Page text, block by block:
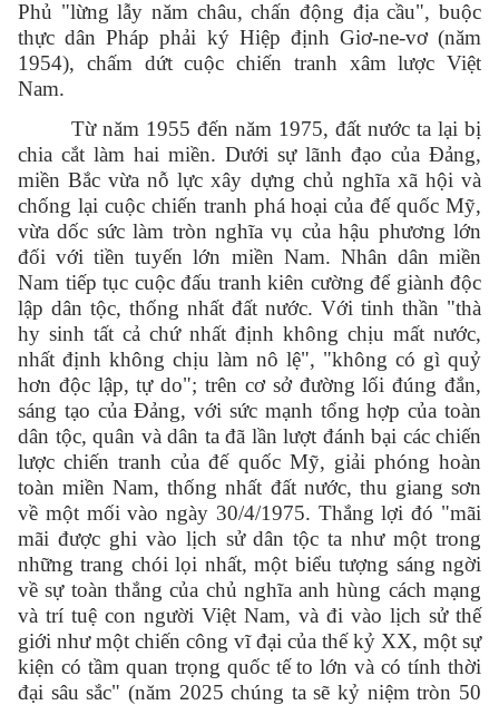
Phủ "lừng lẫy năm châu, chấn động địa cầu", buộc
thực dân Pháp phải ký Hiệp định Giơ-ne-vơ (năm
1954), chấm dứt cuộc chiến tranh xâm lược Việt
Nam.
Từ năm 1955 đến năm 1975, đất nước ta lại bị
chia cắt làm hai miền. Dưới sự lãnh đạo của Đảng,
miền Bắc vừa nỗ lực xây dựng chủ nghĩa xã hội và
chống lại cuộc chiến tranh phá hoại của đế quốc Mỹ,
vừa dốc sức làm tròn nghĩa vụ của hậu phương lớn
đối với tiền tuyến lớn miền Nam. Nhân dân miền
Nam tiếp tục cuộc đấu tranh kiên cường để giành độc
lập dân tộc, thống nhất đất nước. Với tinh thần "thà
hy sinh tất cả chứ nhất định không chịu mất nước,
nhất định không chịu làm nô lệ", "không có gì quỷ
hơn độc lập, tự do"; trên cơ sở đường lối đúng đắn,
sáng tạo của Đảng, với sức mạnh tổng hợp của toàn
dân tộc, quân và dân ta đã lần lượt đánh bại các chiến
lược chiến tranh của đế quốc Mỹ, giải phóng hoàn
toàn miền Nam, thống nhất đất nước, thu giang sơn
về một mối vào ngày 30/4/1975. Thắng lợi đó "mãi
mãi được ghi vào lịch sử dân tộc ta như một trong
những trang chói lọi nhất, một biểu tượng sáng ngời
về sự toàn thắng của chủ nghĩa anh hùng cách mạng
và trí tuệ con người Việt Nam, và đi vào lịch sử thế
giới như một chiến công vĩ đại của thế kỷ XX, một sự
kiện có tầm quan trọng quốc tế to lớn và có tính thời
đại sâu sắc" (năm 2025 chúng ta sẽ kỷ niệm tròn 50